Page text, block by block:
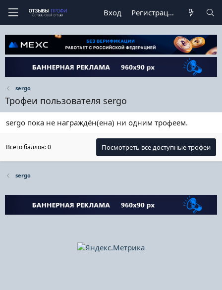
Вход Регистрация
sergo
Трофеи пользователя sergo
sergo пока не награждён(ена) ни одним трофеем.
Всего баллов: 0 Посмотреть все доступные трофеи
sergo